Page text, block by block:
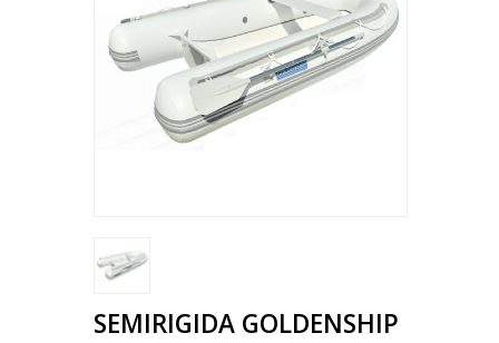
SEMIRIGIDA GOLDENSHIP